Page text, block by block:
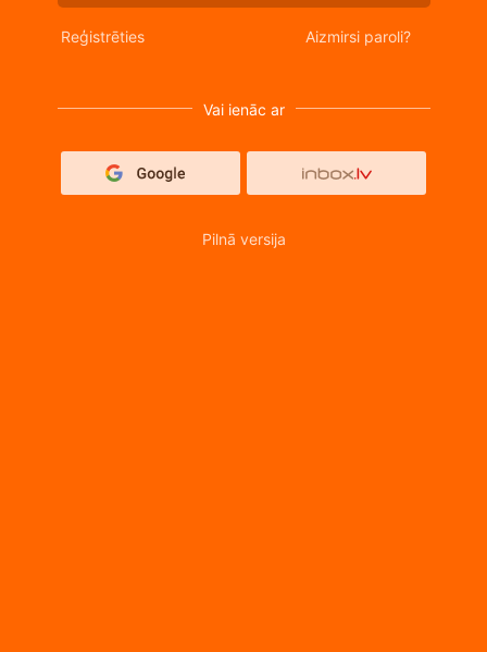
Reģistrēties Aizmirsi paroli?
Vai ienāc ar
Pilnā versija